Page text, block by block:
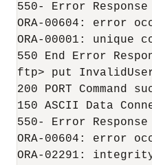
550- Error Response
ORA-00604: error
ORA-00001: unique
550 End Error
ftp> put
200 PORT Command
150 ASCII Data
550- Error Response
ORA-00604: error
ORA-02291: